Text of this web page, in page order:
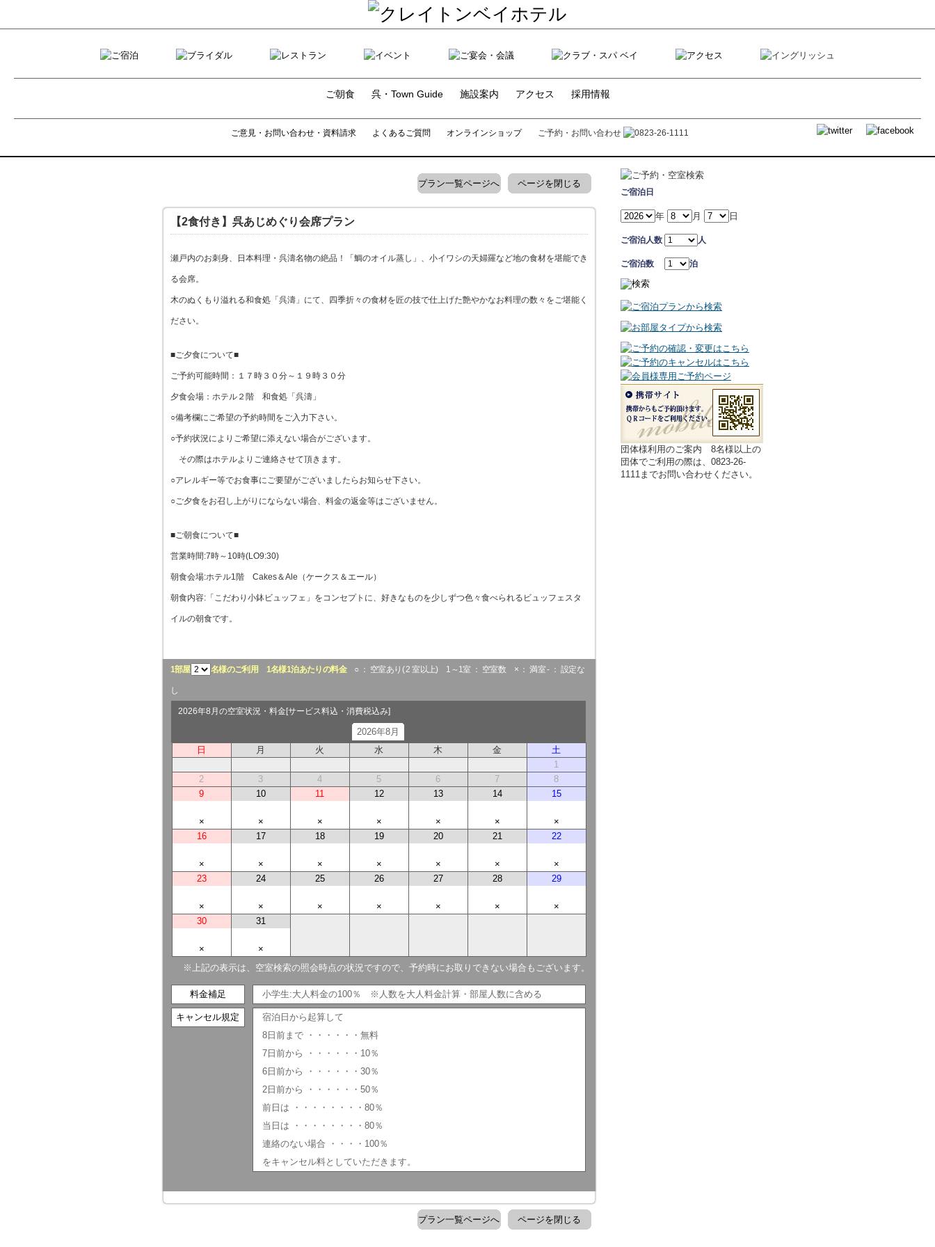
ご朝食 呉・Town Guide 施設案内 アクセス 採用情報
ご意見・お問い合わせ・資料請求 よくあるご質問 オンラインショップ ご予約・お問い合わせ
ページを閉じる
プラン一覧ページへ
【2食付き】呉あじめぐり会席プラン
瀬戸内のお刺身、日本料理・呉濤名物の絶品！「鯛のオイル蒸し」、小イワシの天婦羅など地の食材を堪能でき
る会席。
木のぬくもり溢れる和食処「呉濤」にて、四季折々の食材を匠の技で仕上げた艶やかなお料理の数々をご堪能く
ださい。
■ご夕食について■
ご予約可能時間：１７時３０分～１９時３０分
夕食会場：ホテル２階 和食処「呉濤」
○備考欄にご希望の予約時間をご入力下さい。
○予約状況によりご希望に添えない場合がございます。
その際はホテルよりご連絡させて頂きます。
○アレルギー等でお食事にご要望がございましたらお知らせ下さい。
○ご夕食をお召し上がりにならない場合、料金の返金等はございません。
■ご朝食について■
営業時間:7時～10時(LO9:30)
朝食会場:ホテル1階 Cakes＆Ale（ケークス＆エール）
朝食内容:「こだわり小鉢ビュッフェ」をコンセプトに、好きなものを少しずつ色々食べられるビュッフェスタ
イルの朝食です。
1部屋 名様のご利用 1名様1泊あたりの料金○ ： 空室あり( 2 室以上) 1～1室 ： 空室数 × ： 満室 - ： 設定な
し
2026年8月の空室状況・料金[サービス料込・消費税込み]
2026年8月
日
月 火 水 木 金
土
1
2
3 4 5 6 7
8
9
×
10
×
11
×
12
×
13
×
14
×
15
×
16
×
17
×
18
×
19
×
20
×
21
×
22
×
23
×
24
×
25
×
26
×
27
×
28
×
29
×
30
×
31
×
※上記の表示は、空室検索の照会時点の状況ですので、予約時にお取りできない場合もございます。
料金補足 小学生:大人料金の100％ ※人数を大人料金計算・部屋人数に含める
キャンセル規定
宿泊日から起算して
8日前まで ・・・・・・無料
7日前から ・・・・・・10％
6日前から ・・・・・・30％
2日前から ・・・・・・50％
前日は ・・・・・・・・80％
当日は ・・・・・・・・80％
連絡のない場合 ・・・・100％
をキャンセル料としていただきます。
ページを閉じる
プラン一覧ページへ
ご宿泊日
年 月 日
ご宿泊人数 人
ご宿泊数 泊
団体様利用のご案内 8名様以上の
団体でご利用の際は、0823-26-
1111までお問い合わせください。